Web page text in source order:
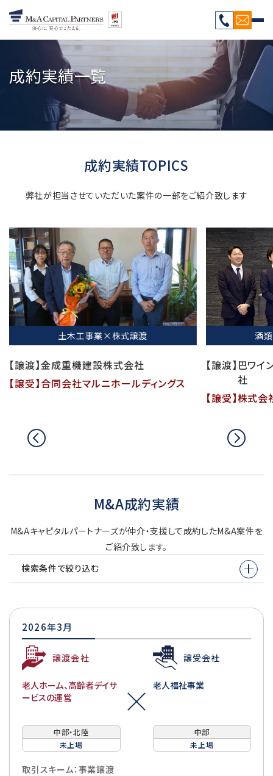
成約実績一覧
成約実績TOPICS
弊社が担当させていただいた案件の一部をご紹介致します
土木工事業×株式譲渡
譲渡】金成重機建設株式会社
譲受】合同会社マルニホールディングス
酒類
【譲渡】巴ワイン
社
【譲受】株式会社
前
移
次
移
M&A成約実績
M&Aキャピタルパートナーズが仲介・支援して成約したM&A案件を
ご紹介致します。
検索条件で絞り込む
2026年3月
譲渡会社
老人ホーム、高齢者デイサ
ービスの運営
中部・北陸
未上場
譲受会社
老人福祉事業
中部
未上場
取引スキーム：事業譲渡